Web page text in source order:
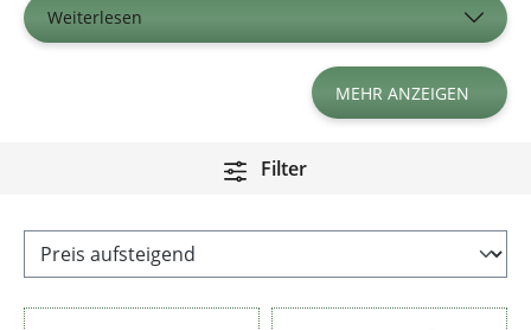
Weiterlesen
MEHR ANZEIGEN
Filter